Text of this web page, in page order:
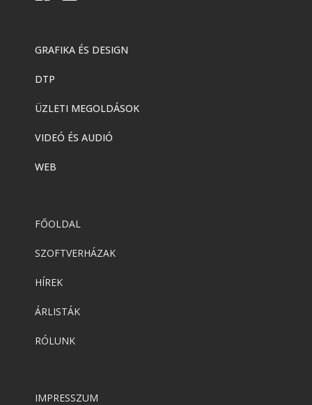
GRAFIKA ÉS DESIGN
DTP
ÜZLETI MEGOLDÁSOK
VIDEÓ ÉS AUDIÓ
WEB
FŐOLDAL
SZOFTVERHÁZAK
HÍREK
ÁRLISTÁK
RÓLUNK
IMPRESSZUM